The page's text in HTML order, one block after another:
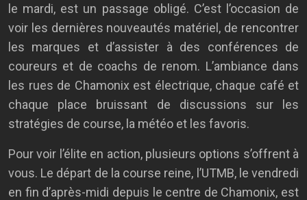
le mardi, est un passage obligé. C’est l’occasion de
voir les dernières nouveautés matériel, de rencontrer
les marques et d’assister à des conférences de
coureurs et de coachs de renom. L’ambiance dans
les rues de Chamonix est électrique, chaque café et
chaque place bruissant de discussions sur les
stratégies de course, la météo et les favoris.
Pour voir l’élite en action, plusieurs options s’offrent à
vous. Le départ de la course reine, l’UTMB, le vendredi
en fin d’après-midi depuis le centre de Chamonix, est